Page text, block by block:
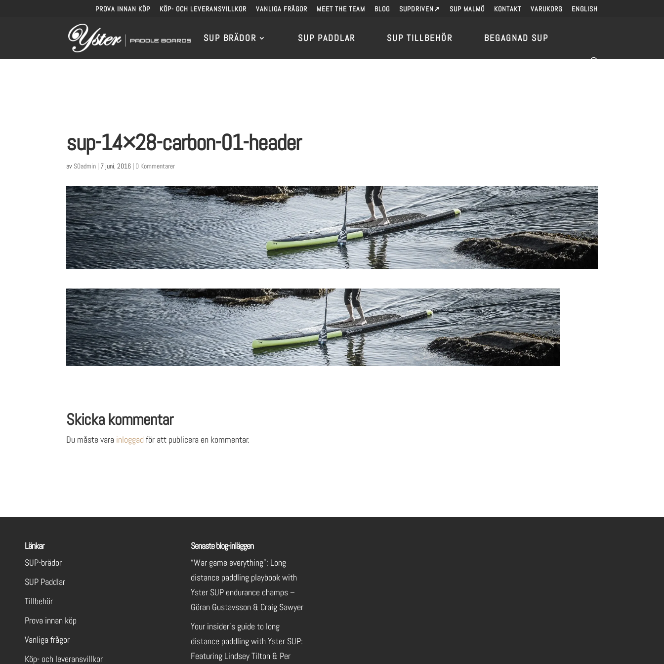
PROVA INNAN KÖP KÖP- OCH LEVERANSVILLKOR VANLIGA FRÅGOR MEET THE TEAM BLOG SUPDRIVEN↗ SUP MALMÖ KONTAKT VARUKORG ENGLISH
SUP BRÄDOR SUP PADDLAR SUP TILLBEHÖR BEGAGNAD SUP
sup-14×28-carbon-01-header
av S0admin | 7 juni, 2016 | 0 Kommentarer
Skicka kommentar
Du måste vara inloggad för att publicera en kommentar.
Länkar
SUP-brädor
SUP Paddlar
Tillbehör
Prova innan köp
Vanliga frågor
Köp- och leveransvillkor
Senaste blog-inläggen
“War game everything”: Long
distance paddling playbook with
Yster SUP endurance champs –
Göran Gustavsson & Craig Sawyer
Your insider’s guide to long
distance paddling with Yster SUP:
Featuring Lindsey Tilton & Per